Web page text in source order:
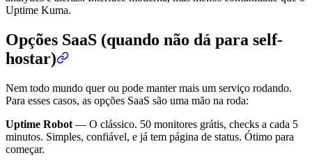
Uptime Kuma.
Opções SaaS (quando não dá para self-
hostar)
Nem todo mundo quer ou pode manter mais um serviço rodando.
Para esses casos, as opções SaaS são uma mão na roda:
Uptime Robot — O clássico. 50 monitores grátis, checks a cada 5
minutos. Simples, confiável, e já tem página de status. Ótimo para
começar.